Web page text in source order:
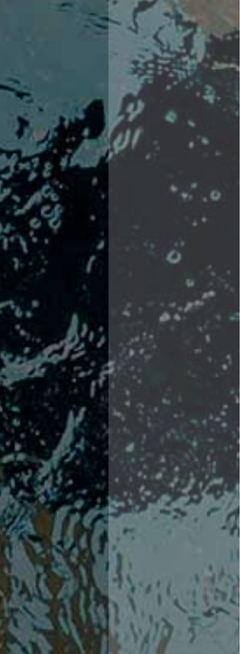
News
Flash News
Salvamento
Eventi
Norme e documenti
Risultati e Classifiche
Albi d'oro - Primati
News
Flash News
Master
Campionati Italiani
Circuito Supermaster
Calendario Nazionale Fondo
Norme e documenti
Risultati e Classifiche
Analisi e Approfondimenti
News
GUG
Composizione
Norme e documenti
Formazione
Sedi Regionali e Provinciali
Designazioni Arbitrali
Scuole Nuoto
Ricerca Scuole Nuoto
Manuale SNF
Diventa SNF
Propaganda
Norme e documenti
Risultati
Eventi
Centri Federali
C. F. Complesso natatorio Foro Italico
C. F. Polo Acquatico Frecciarossa Ostia
C. F. Unipol BluStadium Pietralata
C. F. Polo Acquatico Enel - Valco San Paolo
C. F. Acerra "Carlo Pedersoli"
C. F. Crotone
C. F. Livorno
C. F. Milano
C. F. Napoli "Felice Scandone"
C.F. Palazzo del Nuoto Torino
C. F. Trieste "Bruno Bianchi"
C. F. Verona "Alberto Castagnetti"